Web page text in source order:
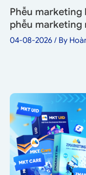
Phễu marketing
phễu marketing
04-08-2026 / By